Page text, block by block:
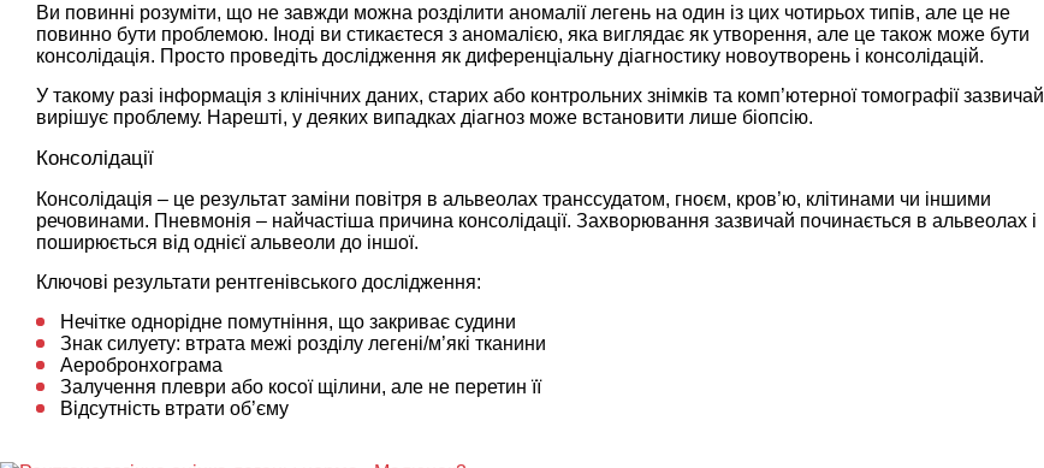
Ви повинні розуміти, що не завжди можна розділити аномалії легень на один із цих чотирьох типів, але це не
повинно бути проблемою. Іноді ви стикаєтеся з аномалією, яка виглядає як утворення, але це також може бути
консолідація. Просто проведіть дослідження як диференціальну діагностику новоутворень і консолідацій.
У такому разі інформація з клінічних даних, старих або контрольних знімків та комп’ютерної томографії зазвичай
вирішує проблему. Нарешті, у деяких випадках діагноз може встановити лише біопсію.
Консолідації
Консолідація – це результат заміни повітря в альвеолах транссудатом, гноєм, кров’ю, клітинами чи іншими
речовинами. Пневмонія – найчастіша причина консолідації. Захворювання зазвичай починається в альвеолах і
поширюється від однієї альвеоли до іншої.
Ключові результати рентгенівського дослідження:
Нечітке однорідне помутніння, що закриває судини
Знак силуету: втрата межі розділу легені/м’які тканини
Аеробронхограма
Залучення плеври або косої щілини, але не перетин її
Відсутність втрати об’єму